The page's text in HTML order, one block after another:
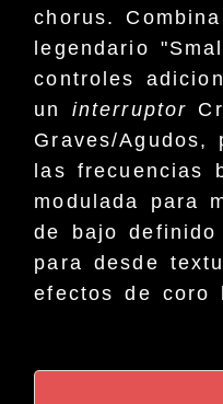
chorus.
legendario
controles
un interruptor
Graves/Agudos,
las frecuencias
modulada para
de bajo
para desde
efectos de coro